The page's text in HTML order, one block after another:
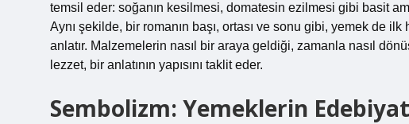
temsil eder: soğanın kesilmesi, domatesin ezilmesi gibi basit
Aynı şekilde, bir romanın başı, ortası ve sonu gibi, yemek de
anlatır. Malzemelerin nasıl bir araya geldiği, zamanla nasıl
lezzet, bir anlatının yapısını taklit eder.
Sembolizm: Yemeklerin